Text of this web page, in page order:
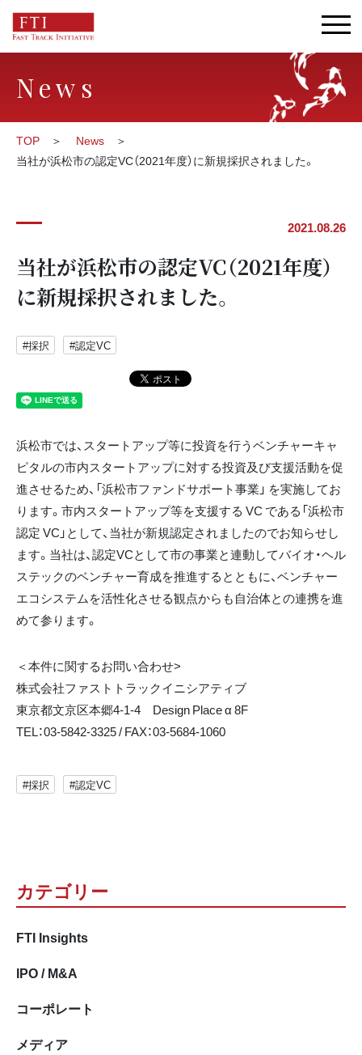
News
TOP
News
当社が浜松市の認定VC（2021年度）に新規採択されました。
カテゴリー
FTI Insights
IPO / M&A
コーポレート
メディア
当社が浜松市の認定VC（2021年度）
に新規採択されました。
2021.08.26
#採択 #認定VC
浜松市では、スタートアップ等に投資を行うベンチャーキャ
ピタルの市内スタートアップに対する投資及び支援活動を促
進させるため、「浜松市ファンドサポート事業」 を実施してお
ります。市内スタートアップ等を支援する VC である「浜松市
認定 VC」として、当社が新規認定されましたのでお知らせし
ます。当社は、認定VCとして市の事業と連動してバイオ・ヘル
ステックのベンチャー育成を推進するとともに、ベンチャー
エコシステムを活性化させる観点からも自治体との連携を進
めて参ります。
＜本件に関するお問い合わせ>
株式会社ファストトラックイニシアティブ
東京都文京区本郷4-1-4 Design Place α 8F
TEL：03-5842-3325 / FAX：03-5684-1060
#採択 #認定VC